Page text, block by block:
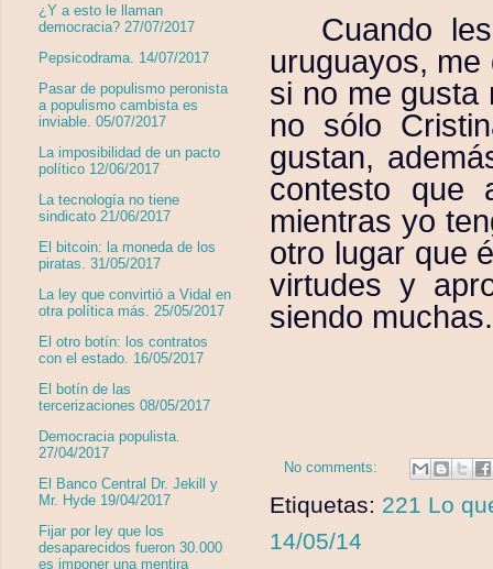
Cuando
uruguayos,
si no me gusta
no sólo
gustan,
contesto que
mientras yo
otro lugar que
virtudes y
siendo
No comments:
Etiquetas: 221 Lo
14/05/14
¿Y a esto le llaman
democracia? 27/07/2017
Pepsicodrama. 14/07/2017
Pasar de populismo peronista
a populismo cambista es
inviable. 05/07/2017
La imposibilidad de un pacto
político 12/06/2017
La tecnología no tiene
sindicato 21/06/2017
El bitcoin: la moneda de los
piratas. 31/05/2017
La ley que convirtió a Vidal en
otra política más. 25/05/2017
El otro botín: los contratos
con el estado. 16/05/2017
El botín de las
tercerizaciones 08/05/2017
Democracia populista.
27/04/2017
El Banco Central Dr. Jekill y
Mr. Hyde 19/04/2017
Fijar por ley que los
desaparecidos fueron 30.000
es imponer una mentira